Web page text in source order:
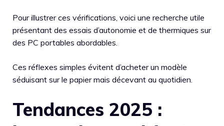
Pour illustrer ces vérifications, voici une recherche utile
présentant des essais d’autonomie et de thermiques sur
des PC portables abordables.
Ces réflexes simples évitent d’acheter un modèle
séduisant sur le papier mais décevant au quotidien.
Tendances 2025 :